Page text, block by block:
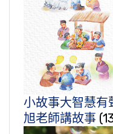
小故事大智慧
旭老師講故事